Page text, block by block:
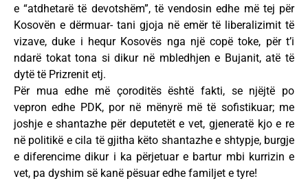
e “atdhetarë të devotshëm”, të vendosin edhe më tej për
Kosovën e dërmuar- tani gjoja në emër të liberalizimit të
vizave, duke i hequr Kosovës nga një copë toke, për t’i
ndarë tokat tona si dikur në mbledhjen e Bujanit, atë të
dytë të Prizrenit etj.
Për mua edhe më çoroditës është fakti, se njëjtë po
vepron edhe PDK, por në mënyrë më të sofistikuar; me
joshje e shantazhe për deputetët e vet, gjeneratë kjo e re
në politikë e cila të gjitha këto shantazhe e shtypje, burgje
e diferencime dikur i ka përjetuar e bartur mbi kurrizin e
vet, pa dyshim së kanë pësuar edhe familjet e tyre!